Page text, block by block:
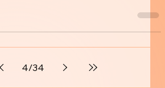
na Třídní schůzky budoucích